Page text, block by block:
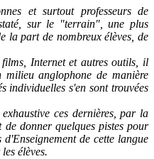
et surtout professeurs de
sur le "terrain", une plus
la part de nombreux élèves, de
Internet et autres outils, il
anglophone de manière
individuelles s'en sont trouvées
ces dernières, par la
donner quelques pistes pour
de cette langue
élèves.